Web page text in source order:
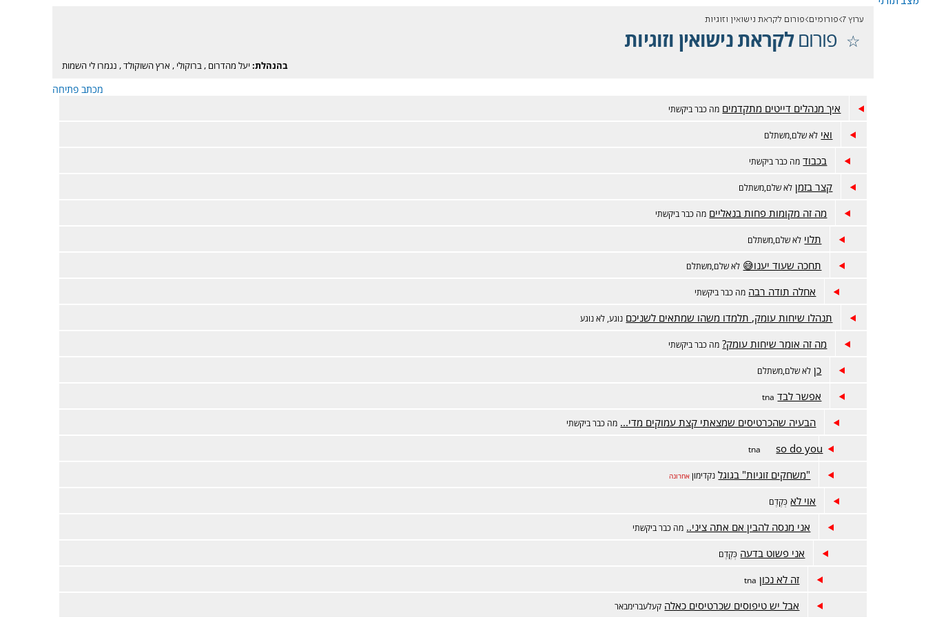
ערוץ 7 פורומים פורום לקראת נישואין וזוגיות
פורוםלקראת נישואין וזוגיות
בהנהלת: יעל מהדרום ,ברוקולי , ארץ השוקולד, נגמרו לי השמות
מכתב פתיחה
איך מנהלים דייטים מתקדמים מה כבר ביקשתי
ואי לא שלם,משתלם
בכבוד מה כבר ביקשתי
קצר בזמן לא שלם,משתלם
מה זה מקומות פחות בנאליים מה כבר ביקשתי
תלוי לא שלם,משתלם
תחכה שעוד יענו😅 לא שלם,משתלם
אחלה תודה רבה מה כבר ביקשתי
תנהלו שיחות עומק, תלמדו משהו שמתאים לשניכם נוגע, לא נוגע
מה זה אומר שיחות עומק? מה כבר ביקשתי
כן לא שלם,משתלם
אפשר לבד tna
הבעיה שהכרטיסים שמצאתי קצת עמוקים מדי... מה כבר ביקשתי
so do you
tna
"משחקים זוגיות" בגוגל נקדימון אחרונה
אוי לא כְּקֶדֶם
אני מנסה להבין אם אתה ציני.. מה כבר ביקשתי
אני פשוט בדעה כְּקֶדֶם
זה לא נכון tna
אבל יש טיפוסים שכרטיסים כאלה קעלעברימבאר